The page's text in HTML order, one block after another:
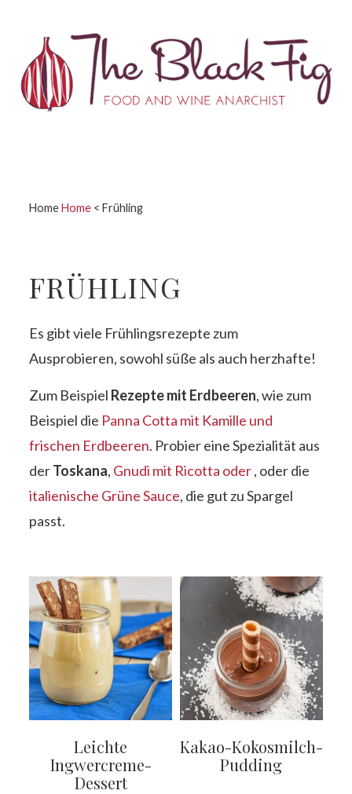
Hauptnavigation
springen
springen
Seitenspalte
springen
Fußzeile
springen
HomeHome < Frühling
FRÜHLING
Es gibt viele Frühlingsrezepte zum
Ausprobieren, sowohl süße als auch herzhafte!
Zum Beispiel Rezepte mit Erdbeeren, wie zum
Beispiel die Panna Cotta mit Kamille und
frischen Erdbeeren. Probier eine Spezialität aus
derToskana, Gnudi mit Ricotta oder, oder die
italienische Grüne Sauce, die gut zu Spargel
passt.
Leichte
Ingwercreme-
Dessert
Kakao-Kokosmilch-
Pudding